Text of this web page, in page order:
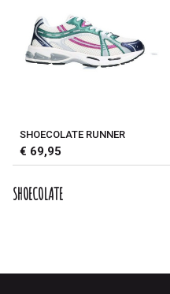
SHOECOLATE RUNNER
€ 69,95
SHOECOLATE